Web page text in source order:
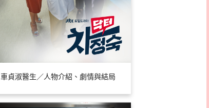
車貞淑醫生／人物介紹、劇情與結局